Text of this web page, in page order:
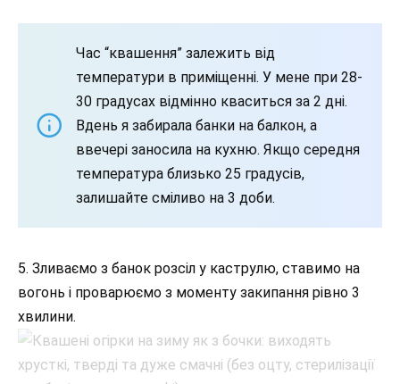
Час “квашення” залежить від
температури в приміщенні. У мене при 28-
30 градусах відмінно кваситься за 2 дні.
Вдень я забирала банки на балкон, а
ввечері заносила на кухню. Якщо середня
температура близько 25 градусів,
залишайте сміливо на 3 доби.
5. Зливаємо з банок розсіл у каструлю, ставимо на
вогонь і проварюємо з моменту закипання рівно 3
хвилини.